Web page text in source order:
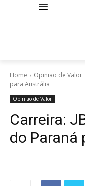
Home Opinião de Valor
para Austrália
Opinião de Valor
Carreira:
do Paraná